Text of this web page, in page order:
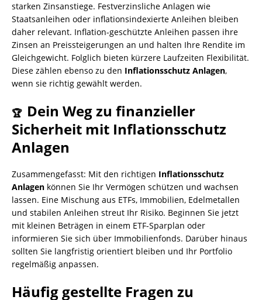
starken Zinsanstiege. Festverzinsliche Anlagen wie
Staatsanleihen oder inflationsindexierte Anleihen bleiben
daher relevant. Inflation-geschützte Anleihen passen ihre
Zinsen an Preissteigerungen an und halten Ihre Rendite im
Gleichgewicht. Folglich bieten kürzere Laufzeiten Flexibilität.
Diese zählen ebenso zu den Inflationsschutz Anlagen,
wenn sie richtig gewählt werden.
🏆 Dein Weg zu finanzieller
Sicherheit mit Inflationsschutz
Anlagen
Zusammengefasst: Mit den richtigen Inflationsschutz
Anlagen können Sie Ihr Vermögen schützen und wachsen
lassen. Eine Mischung aus ETFs, Immobilien, Edelmetallen
und stabilen Anleihen streut Ihr Risiko. Beginnen Sie jetzt
mit kleinen Beträgen in einem ETF-Sparplan oder
informieren Sie sich über Immobilienfonds. Darüber hinaus
sollten Sie langfristig orientiert bleiben und Ihr Portfolio
regelmäßig anpassen.
Häufig gestellte Fragen zu